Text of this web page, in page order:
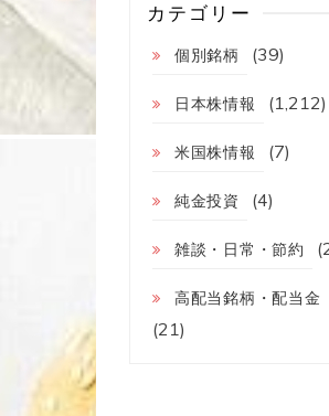
カテゴリー
個別銘柄 (39)
日本株情報 (1,212)
米国株情報 (7)
純金投資 (4)
雑談・日常・節約
高配当銘柄・配当金
(21)